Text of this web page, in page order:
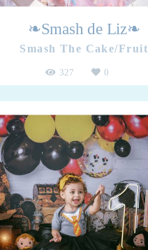
❧Smash de Liz❧
Smash The Cake/Fruit
327 0